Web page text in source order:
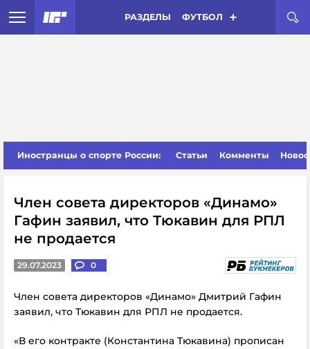
РАЗДЕЛЫ ФУТБОЛ
Иностранцы о спорте России: Статьи Комменты
Член совета директоров «Динамо»
Гафин заявил, что Тюкавин для РПЛ
не продается
29.07.2023 0
Член совета директоров «Динамо» Дмитрий Гафин
заявил, что Тюкавин для РПЛ не продается.
«В его контракте (Константина Тюкавина) прописан